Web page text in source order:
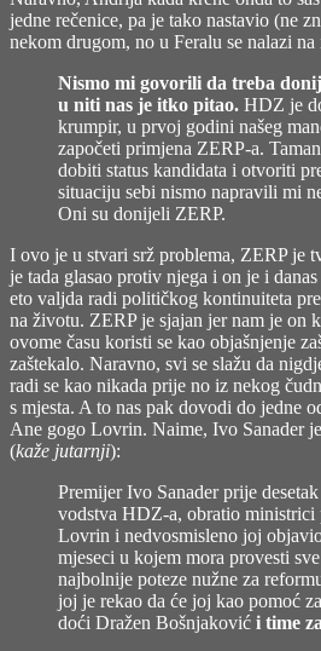
jedne rečenice, pa je tako nastavio (ne
nekom drugom, no u Feralu se nalazi
Nismo mi govorili da treba
u niti nas je itko pitao. HDZ je
krumpir, u prvoj godini našeg
započeti primjena ZERP-a.
dobiti status kandidata i otvoriti
situaciju sebi nismo napravili mi
Oni su donijeli ZERP.
I ovo je u stvari srž problema, ZERP je
je tada glasao protiv njega i on je i
eto valjda radi političkog kontinuiteta
na životu. ZERP je sjajan jer nam je on
ovome času koristi se kao objašnjenje
zaštekalo. Naravno, svi se slažu da
radi se kao nikada prije no iz nekog
s mjesta. A to nas pak dovodi do jedne
Ane gogo Lovrin. Naime, Ivo Sanader
(kaže jutarnji):
PremijerIvo Sanaderprije desetak
vodstva HDZ-a, obratio ministrici
Lovrin i nedvosmisleno joj
mjeseci u kojem mora provesti
najbolnije poteze nužne za
joj je rekao da će joj kao pomoć
doći Dražen Bošnjaković i time